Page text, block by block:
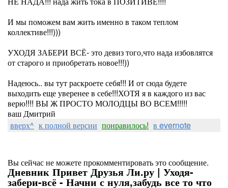
И мы поможем вам жить именно в таком теплом
коллективе!!!)))
УХОДЯ ЗАБЕРИ ВСЁ- это девиз того,что нада избовлятся
от старого и приобретать новое!!!))
Надеюсь.. вы тут раскроете себя!!! И от сюда будете
выходить еще уверенее в себе!!!ХОТЯ я в каждого из вас
верю!!!! ВЫ Ж ПРОСТО МОЛОДЦЫ ВО ВСЕМ!!!!!
ваш Дмитрий
вверх^ к полной версии понравилось! в evernote
Вы сейчас не можете прокомментировать это сообщение.
Дневник Привет Друзья Ли.ру | Уходя-
забери-всё - Начни с нуля,забудь все то что